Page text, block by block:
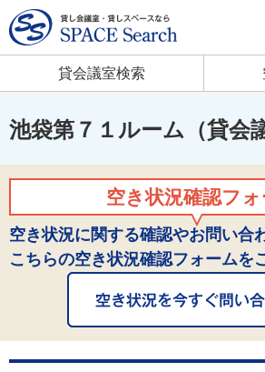
貸会議室検索
池袋第７１ルーム（貸会
空き状況確認フォ
空き状況に関する確認やお問い合
こちらの空き状況確認フォームを